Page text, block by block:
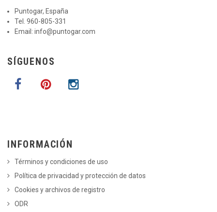
Puntogar, España
Tel. 960-805-331
Email: info@puntogar.com
SÍGUENOS
INFORMACIÓN
Términos y condiciones de uso
Política de privacidad y protección de datos
Cookies y archivos de registro
ODR